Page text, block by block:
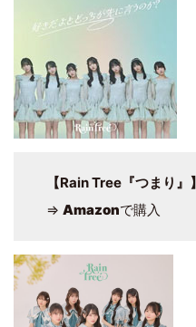
【Rain Tree『つまり』】
⇒ Amazonで購入